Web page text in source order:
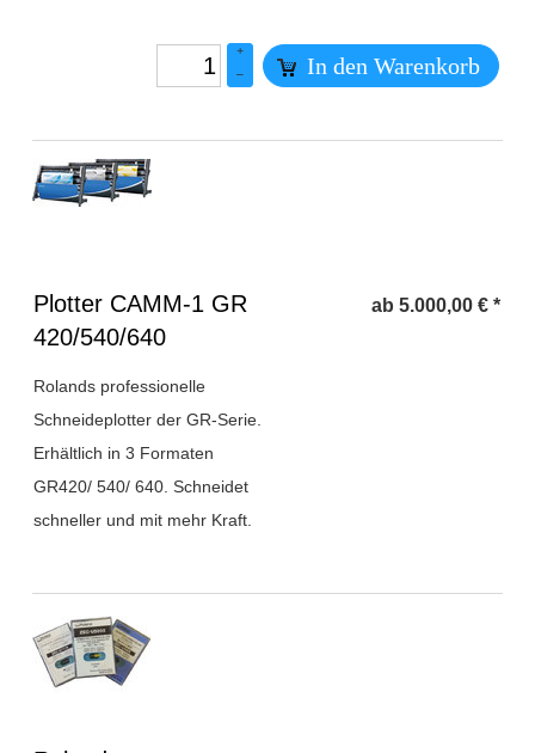
+
–
In den Warenkorb
Überschrift
1
Plotter CAMM-1 GR
420/540/640
Rolands professionelle
Schneideplotter der GR-Serie.
Erhältlich in 3 Formaten
GR420/ 540/ 640. Schneidet
schneller und mit mehr Kraft.
ab 5.000,00 € *